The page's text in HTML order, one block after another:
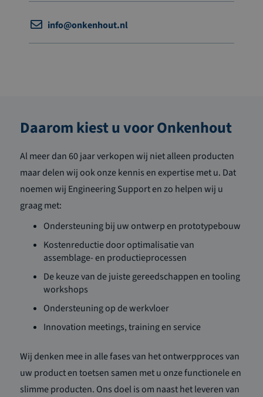
info@onkenhout.nl
Daarom kiest u voor Onkenhout
Al meer dan 60 jaar verkopen wij niet alleen producten
maar delen wij ook onze kennis en expertise met u. Dat
noemen wij Engineering Support en zo helpen wij u
graag met:
Ondersteuning bij uw ontwerp en prototypebouw
Kostenreductie door optimalisatie van
assemblage- en productieprocessen
De keuze van de juiste gereedschappen en tooling
workshops
Ondersteuning op de werkvloer
Innovation meetings, training en service
Wij denken mee in alle fases van het ontwerpproces van
uw product en toetsen samen met u onze functionele en
slimme producten. Ons doel is om naast het leveren van